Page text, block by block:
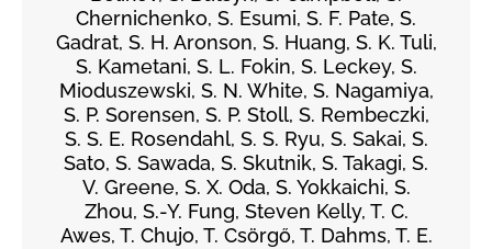
Chernichenko, S. Esumi, S. F. Pate, S.
Gadrat, S. H. Aronson, S. Huang, S. K. Tuli,
S. Kametani, S. L. Fokin, S. Leckey, S.
Mioduszewski, S. N. White, S. Nagamiya,
S. P. Sorensen, S. P. Stoll, S. Rembeczki,
S. S. E. Rosendahl, S. S. Ryu, S. Sakai, S.
Sato, S. Sawada, S. Skutnik, S. Takagi, S.
V. Greene, S. X. Oda, S. Yokkaichi, S.
Zhou, S.-Y. Fung, Steven Kelly, T. C.
Awes, T. Chujo, T. Csörgő, T. Dahms, T. E.